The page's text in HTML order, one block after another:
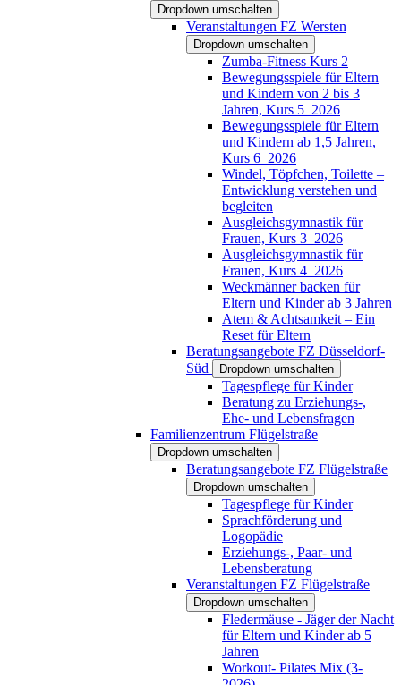
Dropdown umschalten
Veranstaltungen FZ Wersten
Dropdown umschalten
Zumba-Fitness Kurs 2
Bewegungsspiele für Eltern
und Kindern von 2 bis 3
Jahren, Kurs 5_2026
Bewegungsspiele für Eltern
und Kindern ab 1,5 Jahren,
Kurs 6_2026
Windel, Töpfchen, Toilette –
Entwicklung verstehen und
begleiten
Ausgleichsgymnastik für
Frauen, Kurs 3_2026
Ausgleichsgymnastik für
Frauen, Kurs 4_2026
Weckmänner backen für
Eltern und Kinder ab 3 Jahren
Atem & Achtsamkeit – Ein
Reset für Eltern
Beratungsangebote FZ Düsseldorf-
Süd
Dropdown umschalten
Tagespflege für Kinder
Beratung zu Erziehungs-,
Ehe- und Lebensfragen
Familienzentrum Flügelstraße
Dropdown umschalten
Beratungsangebote FZ Flügelstraße
Dropdown umschalten
Tagespflege für Kinder
Sprachförderung und
Logopädie
Erziehungs-, Paar- und
Lebensberatung
Veranstaltungen FZ Flügelstraße
Dropdown umschalten
Fledermäuse - Jäger der Nacht
für Eltern und Kinder ab 5
Jahren
Workout- Pilates Mix (3-